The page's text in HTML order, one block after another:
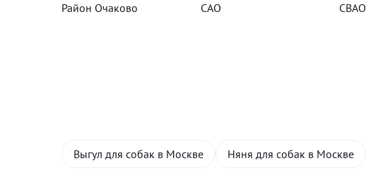
Район Очаково САО СВАО
Выгул для собак в Москве Няня для собак в Москве